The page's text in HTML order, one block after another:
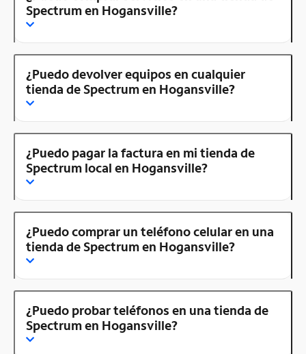
Spectrum en Hogansville?
¿Puedo devolver equipos en cualquier
tienda de Spectrum en Hogansville?
¿Puedo pagar la factura en mi tienda de
Spectrum local en Hogansville?
¿Puedo comprar un teléfono celular en una
tienda de Spectrum en Hogansville?
¿Puedo probar teléfonos en una tienda de
Spectrum en Hogansville?